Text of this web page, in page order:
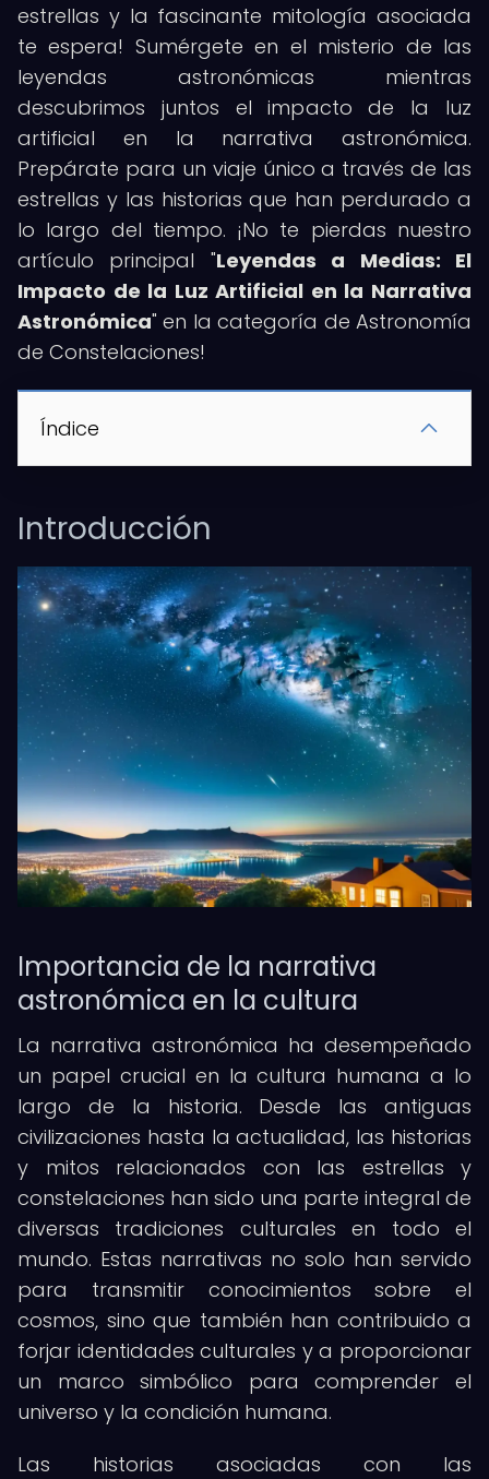
estrellas y la fascinante mitología asociada
te espera! Sumérgete en el misterio de las
leyendas astronómicas mientras
descubrimos juntos el impacto de la luz
artificial en la narrativa astronómica.
Prepárate para un viaje único a través de las
estrellas y las historias que han perdurado a
lo largo del tiempo. ¡No te pierdas nuestro
artículo principal "Leyendas a Medias: El
Impacto de la Luz Artificial en la Narrativa
Astronómica" en la categoría de Astronomía
de Constelaciones!
Índice
Introducción
Importancia de la narrativa
astronómica en la cultura
La narrativa astronómica ha desempeñado
un papel crucial en la cultura humana a lo
largo de la historia. Desde las antiguas
civilizaciones hasta la actualidad, las historias
y mitos relacionados con las estrellas y
constelaciones han sido una parte integral de
diversas tradiciones culturales en todo el
mundo. Estas narrativas no solo han servido
para transmitir conocimientos sobre el
cosmos, sino que también han contribuido a
forjar identidades culturales y a proporcionar
un marco simbólico para comprender el
universo y la condición humana.
Las historias asociadas con las